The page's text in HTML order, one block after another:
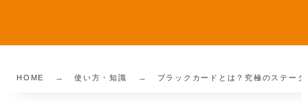
HOME 使い方・知識 ブラックカードとは？究極のステー